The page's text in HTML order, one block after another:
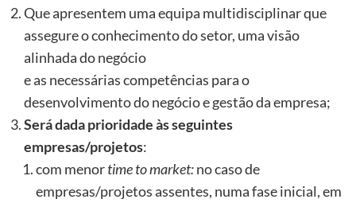
Que apresentem uma equipa multidisciplinar que
assegure o conhecimento do setor, uma visão
alinhada do negócio
e as necessárias competências para o
desenvolvimento do negócio e gestão da empresa;
Será dada prioridade às seguintes
empresas/projetos:
com menortime tomarket:no caso de
empresas/projetos assentes, numa fase inicial, em